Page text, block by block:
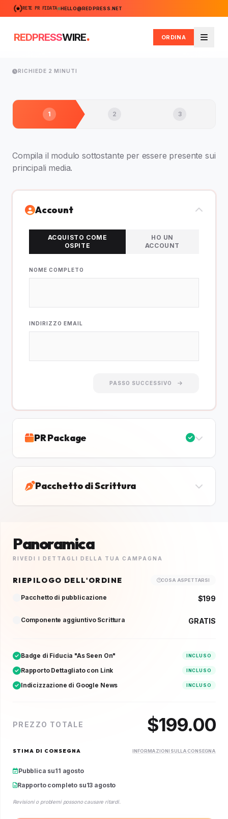
RETE PR FIDATA HELLO@REDPRESS.NET
REDPRESSWIRE. ORDINA
Menu
RICHIEDE 2 MINUTI
1 2 3
Compila il modulo sottostante per essere presente sui
principali media.
Account
ACQUISTO COME
OSPITE
HO UN
ACCOUNT
NOME COMPLETO
INDIRIZZO EMAIL
PASSO SUCCESSIVO
PR Package
Pacchetto di Scrittura
Panoramica
RIVEDI I DETTAGLI DELLA TUA CAMPAGNA
RIEPILOGO DELL'ORDINE COSA ASPETTARSI
Pacchetto di pubblicazione $199
Componente aggiuntivo Scrittura GRATIS
Badge di Fiducia "As Seen On" INCLUSO
Rapporto Dettagliato con Link INCLUSO
Indicizzazione di Google News INCLUSO
PREZZO TOTALE $199.00
STIMA DI CONSEGNA INFORMAZIONI SULLA CONSEGNA
Pubblica su11 agosto
Rapporto completo su13 agosto
Revisioni o problemi possono causare ritardi.